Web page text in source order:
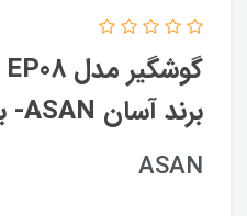
برند آسان ASAN- بسته 10 عددی
ASAN